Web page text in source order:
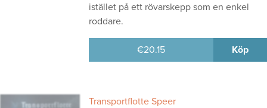
istället på ett rövarskepp som en enkel
roddare.
€20.15 Köp
Transportflotte Speer